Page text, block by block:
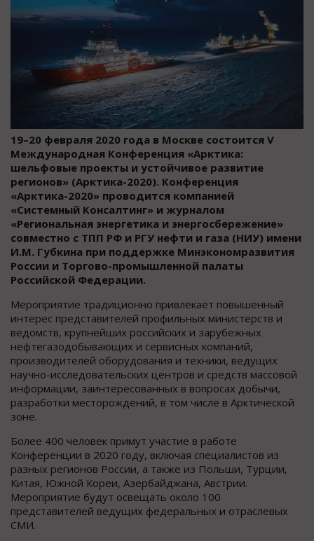
19–20 февраля 2020 года в Москве состоится V
Международная Конференция «Арктика:
шельфовые проекты и устойчивое развитие
регионов» (Арктика-2020). Конференция
«Арктика-2020» проводится компанией
«Системный Консалтинг» и журналом
«Региональная энергетика и энергосбережение»
совместно с ТПП РФ и РГУ нефти и газа (НИУ) имени
И.М. Губкина при поддержке Минэкономразвития
России и Торгово-промышленной палаты
Российской Федерации.
Мероприятие традиционно привлекает повышенный
интерес представителей профильных министерств и
ведомств, крупнейших российских и зарубежных
нефтегазодобывающих и сервисных компаний,
производителей oборудования и техники, ведущих
научно-исследовательских центров и средств массовой
информации, заинтересованных в вопросах добычи,
разработки месторождений, в том числе в Арктической
зоне.
Более 400 человек примут участие в работе
Конференции в 2020 году, включая специалистов из
разных регионов России, а также из Польши, Турции,
Китая, Южной Кореи, Азербайджана, Австрии.
Мероприятие будут освещать около 100
представителей ведущих федеральных и отраслевых
СМИ.